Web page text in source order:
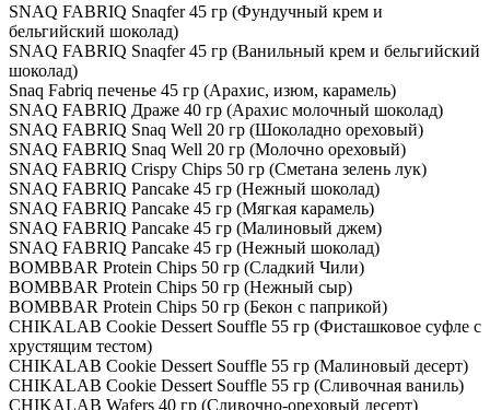
SNAQ FABRIQ Snaqfer 45 гр (Фундучный крем и
бельгийский шоколад)
SNAQ FABRIQ Snaqfer 45 гр (Ванильный крем и бельгийский
шоколад)
Snaq Fabriq печенье 45 гр (Арахис, изюм, карамель)
SNAQ FABRIQ Драже 40 гр (Арахис молочный шоколад)
SNAQ FABRIQ Snaq Well 20 гр (Шоколадно ореховый)
SNAQ FABRIQ Snaq Well 20 гр (Молочно ореховый)
SNAQ FABRIQ Crispy Chips 50 гр (Сметана зелень лук)
SNAQ FABRIQ Pancake 45 гр (Нежный шоколад)
SNAQ FABRIQ Pancake 45 гр (Мягкая карамель)
SNAQ FABRIQ Pancake 45 гр (Малиновый джем)
SNAQ FABRIQ Pancake 45 гр (Нежный шоколад)
BOMBBAR Protein Chips 50 гр (Сладкий Чили)
BOMBBAR Protein Chips 50 гр (Нежный сыр)
BOMBBAR Protein Chips 50 гр (Бекон с паприкой)
CHIKALAB Cookie Dessert Souffle 55 гр (Фисташковое суфле с
хрустящим тестом)
CHIKALAB Cookie Dessert Souffle 55 гр (Малиновый десерт)
CHIKALAB Cookie Dessert Souffle 55 гр (Сливочная ваниль)
CHIKALAB Wafers 40 гр (Сливочно-ореховый десерт)